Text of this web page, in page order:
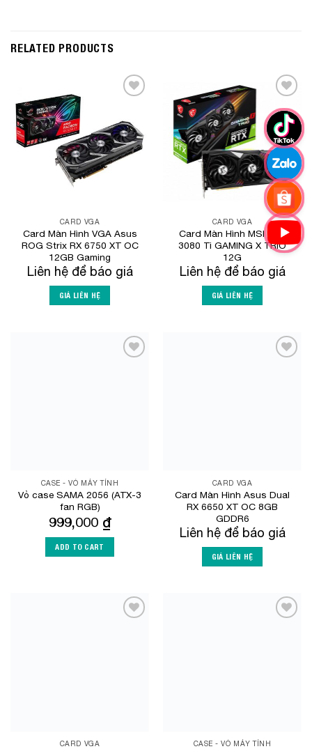
RELATED PRODUCTS
CARD VGA
Card Màn Hình VGA Asus
ROG Strix RX 6750 XT OC
12GB Gaming
Liên hệ để báo giá
GIÁ LIÊN HỆ
Add to
Wishlist
CARD VGA
Card Màn Hình MSI RTX
3080 Ti GAMING X TRIO
12G
Liên hệ để báo giá
GIÁ LIÊN HỆ
CASE - VỎ MÁY TÍNH
Vỏ case SAMA 2056 (ATX-3
fan RGB)
999,000 ₫
ADD TO CART
CARD VGA
Card Màn Hình Asus Dual
RX 6650 XT OC 8GB
GDDR6
Liên hệ để báo giá
GIÁ LIÊN HỆ
CARD VGA CASE - VỎ MÁY TÍNH